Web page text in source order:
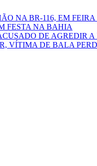
NA BR-116, EM
FESTA NA BAHIA
DE AGREDIR